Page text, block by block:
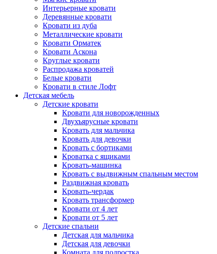
Интерьерные кровати
Деревянные кровати
Кровати из дуба
Металлические кровати
Кровати Орматек
Кровати Аскона
Круглые кровати
Распродажа кроватей
Белые кровати
Кровати в стиле Лофт
Детская мебель
Детские кровати
Кровати для новорожденных
Двухъярусные кровати
Кровать для мальчика
Кровать для девочки
Кровать с бортиками
Кроватка с ящиками
Кровать-машинка
Кровать с выдвижным спальным местом
Раздвижная кровать
Кровать-чердак
Кровать трансформер
Кровати от 4 лет
Кровати от 5 лет
Детские спальни
Детская для мальчика
Детская для девочки
Комната для подростка